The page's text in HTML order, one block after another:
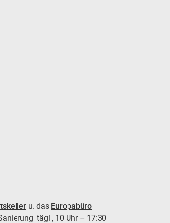
u. das Europabüro
tägl., 10 Uhr – 17:30